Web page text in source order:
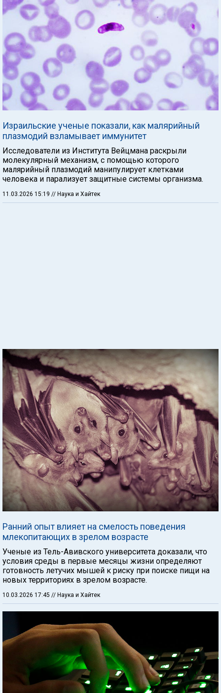
Израильские ученые показали, как малярийный
плазмодий взламывает иммунитет
Исследователи из Института Вейцмана раскрыли
молекулярный механизм, с помощью которого
малярийный плазмодий манипулирует клетками
человека и парализует защитные системы организма.
11.03.2026 15:19 // Наука и Хайтек
Ранний опыт влияет на смелость поведения
млекопитающих в зрелом возрасте
Ученые из Тель-Авивского университета доказали, что
условия среды в первые месяцы жизни определяют
готовность летучих мышей к риску при поиске пищи на
новых территориях в зрелом возрасте.
10.03.2026 17:45 // Наука и Хайтек